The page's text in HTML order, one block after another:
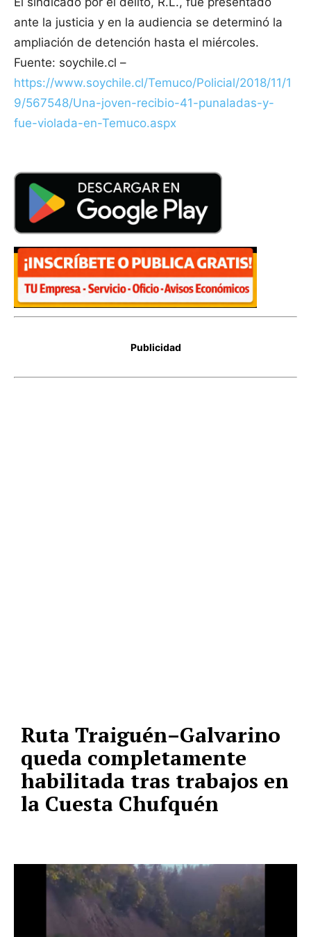
ante la justicia y en la audiencia se determinó la
ampliación de detención hasta el miércoles.
Fuente: soychile.cl –
https://www.soychile.cl/Temuco/Policial/2018/11/1
9/567548/Una-joven-recibio-41-punaladas-y-
fue-violada-en-Temuco.aspx
Publicidad